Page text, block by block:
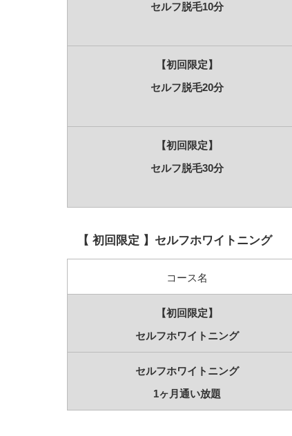
セルフ脱毛10分
【初回限定】
セルフ脱毛20分
【初回限定】
セルフ脱毛30分
【 初回限定 】セルフホワイトニング
コース名
【初回限定】
セルフホワイトニング
セルフホワイトニング
1ヶ月通い放題